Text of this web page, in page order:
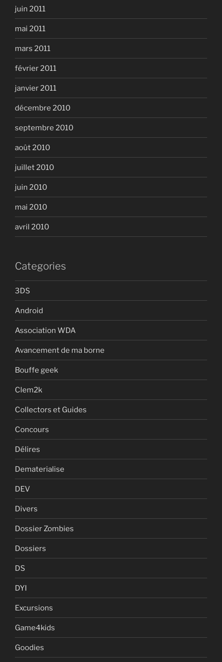
juin 2011
mai 2011
mars 2011
février 2011
janvier 2011
décembre 2010
septembre 2010
août 2010
juillet 2010
juin 2010
mai 2010
avril 2010
Categories
3DS
Android
Association WDA
Avancement de ma borne
Bouffe geek
Clem2k
Collectors et Guides
Concours
Délires
Dematerialise
DEV
Divers
Dossier Zombies
Dossiers
DS
DYI
Excursions
Game4kids
Goodies